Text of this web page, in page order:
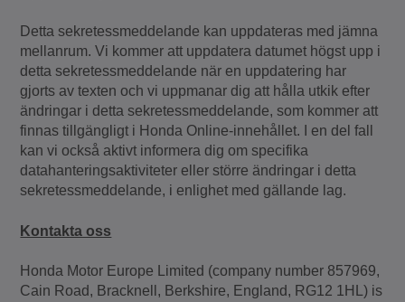
Detta sekretessmeddelande kan uppdateras med jämna
mellanrum. Vi kommer att uppdatera datumet högst upp i
detta sekretessmeddelande när en uppdatering har
gjorts av texten och vi uppmanar dig att hålla utkik efter
ändringar i detta sekretessmeddelande, som kommer att
finnas tillgängligt i Honda Online-innehållet. I en del fall
kan vi också aktivt informera dig om specifika
datahanteringsaktiviteter eller större ändringar i detta
sekretessmeddelande, i enlighet med gällande lag.
Kontakta oss
Honda Motor Europe Limited (company number 857969,
Cain Road, Bracknell, Berkshire, England, RG12 1HL) is